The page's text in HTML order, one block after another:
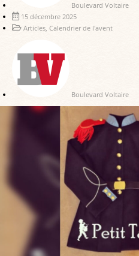
Boulevard Voltaire
15 décembre 2025
Articles, Calendrier de l'avent
Boulevard Voltaire